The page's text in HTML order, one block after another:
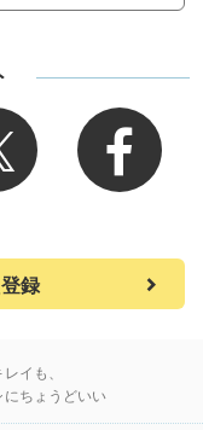
録
イも、
ちょうどいい